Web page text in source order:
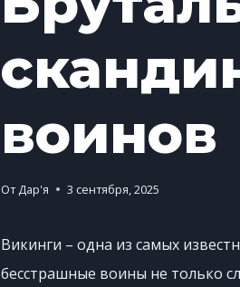
воинов
От Дар'я 3 сентября, 2025
Викинги – одна из самых
бесстрашные воины не только